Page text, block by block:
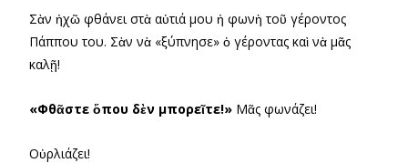
Σὰν ἠχῶ φθάνει στὰ αὐτιά μου ἡ φωνὴ τοῦ γέροντος
Πάππου του. Σὰν νὰ «ξύπνησε» ὁ γέροντας καὶ νὰ μᾶς
καλῇ!
«Φθᾶστε ὅπου δὲν μπορεῖτε!» Μᾶς φωνάζει!
Οὐρλιάζει!